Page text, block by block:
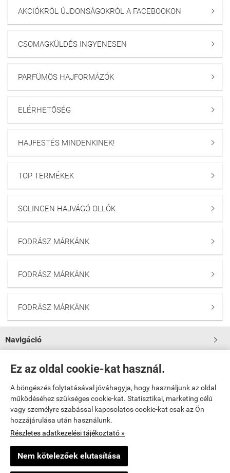
Ez az oldal cookie-kat használ.
A böngészés folytatásával jóváhagyja, hogy használjunk az oldal
működéséhez szükséges cookie-kat. Statisztikai, marketing célú
vagy személyre szabással kapcsolatos cookie-kat csak az Ön
hozzájárulása után használunk.
Részletes adatkezelési tájékoztató »
Nem kötelezőek elutasítása
AKCIÓKRÓL ÚJDONSÁGOKRÓL A FACEBOOKON 
CSOMAGKÜLDÉS INGYENESEN 
PARFÜMÖS HAJFORMÁZÓK 
ELÉRHETŐSÉG 
HAJFESTÉS MINDENKINEK! 
TOP TERMÉKEK 
SOLINGEN HAJVÁGÓ OLLÓK 
FODRÁSZ MÁRKÁNK 
FODRÁSZ MÁRKÁNK 
FODRÁSZ MÁRKÁNK 
Navigáció 
Saját fiók
Bemutatkozás
Elérhetőségek
www.fodraszkellekekbolt.hu -Sikeres Fodrászkellék Kft
Egy látogató Pomáz településről